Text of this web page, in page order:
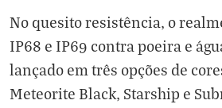
No quesito resistência, o
IP68 e IP69 contra poeira e
lançado em três opções de
Meteorite Black, Starship e